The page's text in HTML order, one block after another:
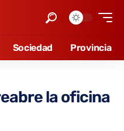
Sociedad Provincia
la oficina